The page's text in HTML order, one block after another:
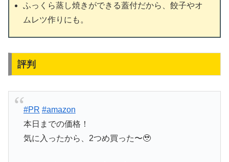
ふっくら蒸し焼きができる蓋付だから、餃子やオ
ムレツ作りにも。
評判
#PR #amazon
本日までの価格！
気に入ったから、2つめ買った〜🥹